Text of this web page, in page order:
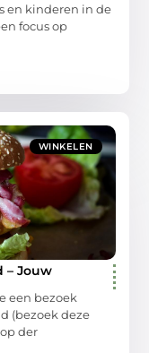
en kinderen in de
focus op
WINKELEN
– Jouw
een bezoek
(bezoek deze
der